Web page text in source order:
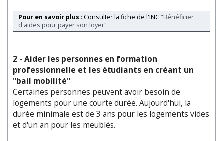
Pour en savoir plus : Consulter la fiche de l'INC "Bénéficier
d'aides pour payer son loyer"
2 - Aider les personnes en formation
professionnelle et les étudiants en créant un
"bail mobilité"
Certaines personnes peuvent avoir besoin de
logements pour une courte durée. Aujourd'hui, la
durée minimale est de 3 ans pour les logements vides
et d'un an pour les meublés.